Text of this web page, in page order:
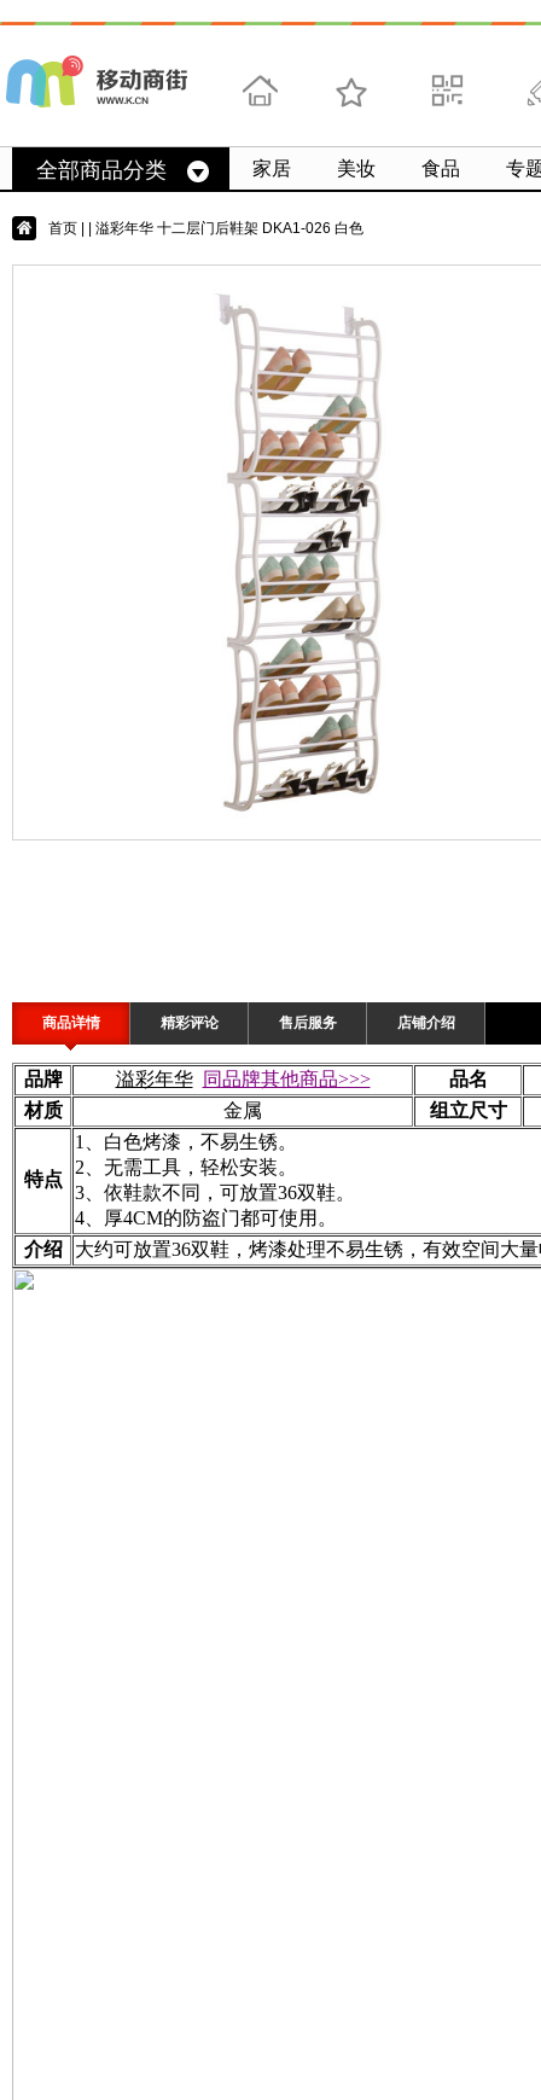
首页 收藏 求扫码 微
全部商品分类 家居 美妆 食品 专
首页 | 溢彩年华 十二层门后鞋架 DKA1-026 白色
商品详情 精彩评论 售后服务 店铺介绍
品牌 溢彩年华 同品牌其他商品>>>
品名
材质
金属 组立尺寸
特点
1、白色烤漆，不易生锈。
2、无需工具，轻松安装。
3、依鞋款不同，可放置36双鞋。
4、厚4CM的防盗门都可使用。
介绍
大约可放置36双鞋，烤漆处理不易生锈，有效空间大